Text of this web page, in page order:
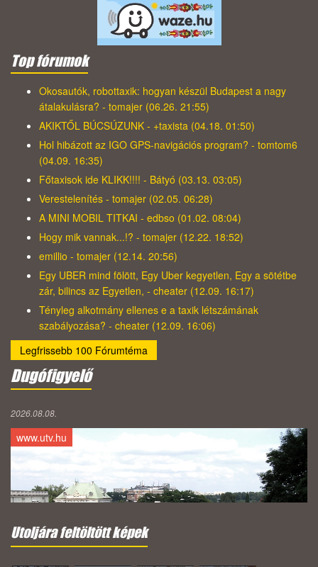
Top fórumok
Okosautók, robottaxik: hogyan készül Budapest a nagy
átalakulásra? - tomajer (06.26. 21:55)
AKIKTŐL BÚCSÚZUNK - +taxista (04.18. 01:50)
Hol hibázott az IGO GPS-navigációs program? - tomtom6
(04.09. 16:35)
Főtaxisok ide KLIKK!!!! - Bátyó (03.13. 03:05)
Verestelenítés - tomajer (02.05. 06:28)
A MINI MOBIL TITKAI - edbso (01.02. 08:04)
Hogy mik vannak...!? - tomajer (12.22. 18:52)
emillio - tomajer (12.14. 20:56)
Egy UBER mind fölött, Egy Uber kegyetlen, Egy a sötétbe
zár, bilincs az Egyetlen, - cheater (12.09. 16:17)
Tényleg alkotmány ellenes e a taxik létszámának
szabályozása? - cheater (12.09. 16:06)
Legfrissebb 100 Fórumtéma
Dugófigyelő
2026.08.08.
www.utv.hu
Utoljára feltöltött képek